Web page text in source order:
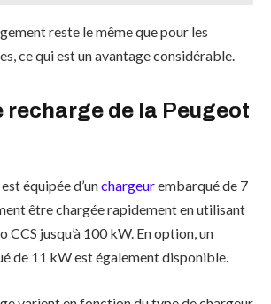
reste le même que pour les
ce qui est un avantage considérable.
recharge de la Peugeot
équipée d’unchargeurembarqué de 7
être chargée rapidement en utilisant
CCS jusqu’à 100 kW. En option, un
de 11 kW est également disponible.